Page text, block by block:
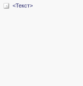
<Текст>